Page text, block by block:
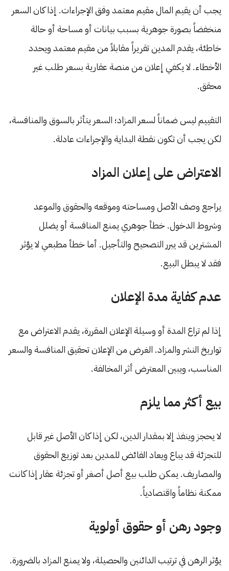
يجب أن يقيم المال مقيم معتمد وفق الإجراءات. إذا كان السعر
منخفضاً بصورة جوهرية بسبب بيانات أو مساحة أو حالة
خاطئة، يقدم المدين تقريراً مقابلاً من مقيم معتمد ويحدد
الأخطاء. لا يكفي إعلان من منصة عقارية بسعر طلب غير
محقق.
التقييم ليس ضماناً لسعر المزاد؛ السعر يتأثر بالسوق والمنافسة،
لكن يجب أن تكون نقطة البداية والإجراءات عادلة.
الاعتراض على إعلان المزاد
يراجع وصف الأصل ومساحته وموقعه والحقوق والموعد
وشروط الدخول. خطأ جوهري يمنع المنافسة أو يضلل
المشترين قد يبرر التصحيح والتأجيل. أما خطأ مطبعي لا يؤثر
فقد لا يبطل البيع.
عدم كفاية مدة الإعلان
إذا لم تراع المدة أو وسيلة الإعلان المقررة، يقدم الاعتراض مع
تواريخ النشر والمزاد. الغرض من الإعلان تحقيق المنافسة والسعر
المناسب، ويبين المعترض أثر المخالفة.
بيع أكثر مما يلزم
لا يحجز وينفذ إلا بمقدار الدين، لكن إذا كان الأصل غير قابل
للتجزئة قد يباع ويعاد الفائض للمدين بعد توزيع الحقوق
والمصاريف. يمكن طلب بيع أصل أصغر أو تجزئة عقار إذا كانت
ممكنة نظاماً واقتصادياً.
وجود رهن أو حقوق أولوية
يؤثر الرهن في ترتيب الدائنين والحصيلة، ولا يمنع المزاد بالضرورة.